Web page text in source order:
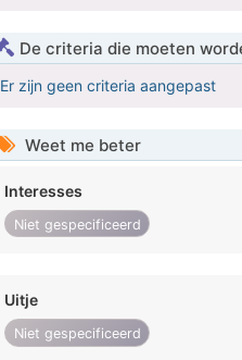
De criteria die moeten
Er zijn geen criteria aangepast
Weet me beter
Interesses
Niet gespecificeerd
Uitje
Niet gespecificeerd